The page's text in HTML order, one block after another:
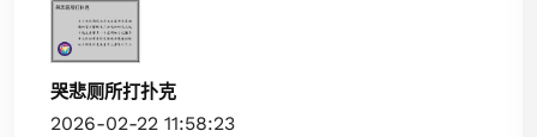
哭悲厕所打扑克
2026-02-22 11:58:23